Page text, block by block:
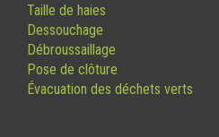
Taille de haies
Dessouchage
Débroussaillage
Pose de clôture
Évacuation des déchets verts